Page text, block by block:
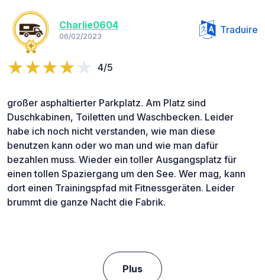
Charlie0604
06/02/2023
Traduire
4/5
großer asphaltierter Parkplatz. Am Platz sind
Duschkabinen, Toiletten und Waschbecken. Leider
habe ich noch nicht verstanden, wie man diese
benutzen kann oder wo man und wie man dafür
bezahlen muss. Wieder ein toller Ausgangsplatz für
einen tollen Spaziergang um den See. Wer mag, kann
dort einen Trainingspfad mit Fitnessgeräten. Leider
brummt die ganze Nacht die Fabrik.
Plus